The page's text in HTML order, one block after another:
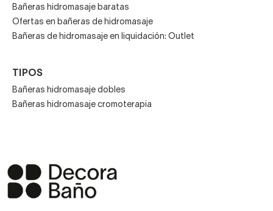
Bañeras hidromasaje baratas
Ofertas en bañeras de hidromasaje
Bañeras de hidromasaje en liquidación: Outlet
TIPOS
Bañeras hidromasaje dobles
Bañeras hidromasaje cromoterapia